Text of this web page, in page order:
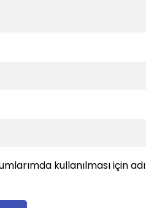
kullanılması için